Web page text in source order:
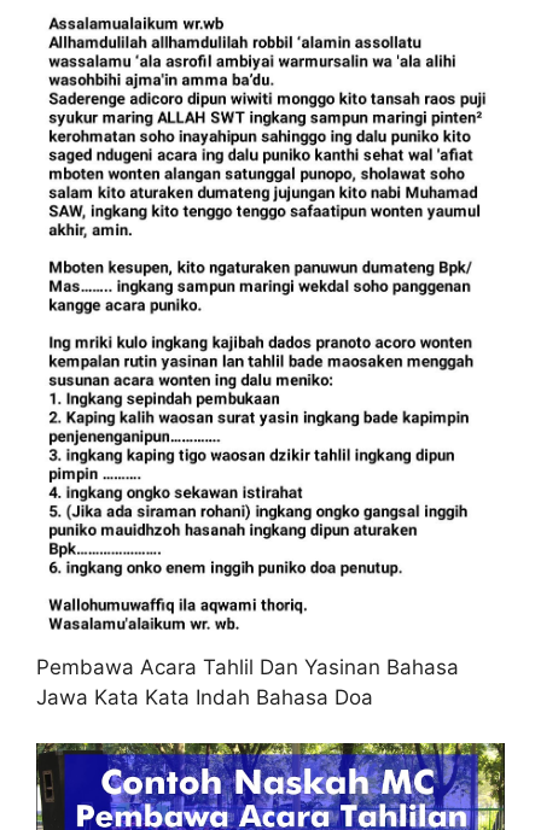
Pembawa Acara Tahlil Dan Yasinan Bahasa
Jawa Kata Kata Indah Bahasa Doa